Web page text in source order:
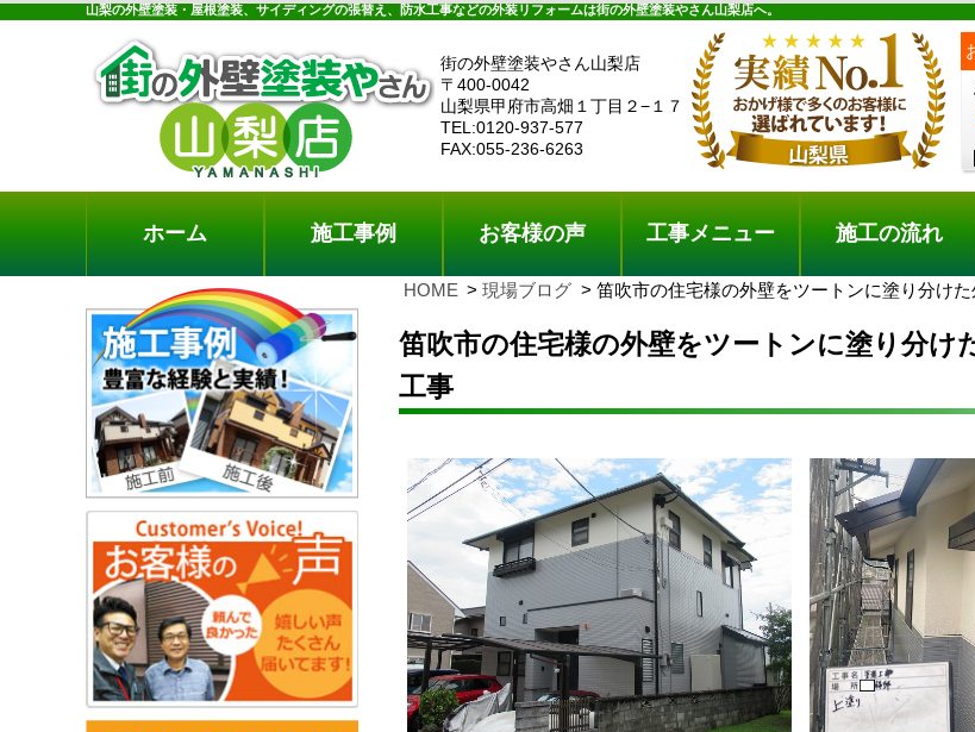
山梨の外壁塗装・屋根塗装、サイディングの張替え、防水工事などの外装リフォームは街の外壁塗装やさん山梨店へ。
街の外壁塗装やさん山梨店
〒400-0042
山梨県甲府市高畑１丁目２−１７
TEL:0120-937-577
FAX:055-236-6263
料金プラン 無料点検
ホーム 施工事例 お客様の声 工事メニュー 施工の流れ
HOME 現場ブログ 笛吹市の住宅様の外壁をツートンに塗り分け
笛吹市の住宅様の外壁をツートンに塗り分け
工事